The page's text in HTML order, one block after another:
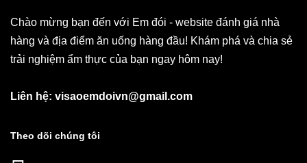
Chào mừng bạn đến với Em đói - website đánh giá nhà
hàng và địa điểm ăn uống hàng đầu! Khám phá và chia sẻ
trải nghiệm ẩm thực của bạn ngay hôm nay!
Liên hệ: visaoemdoivn@gmail.com
Theo dõi chúng tôi